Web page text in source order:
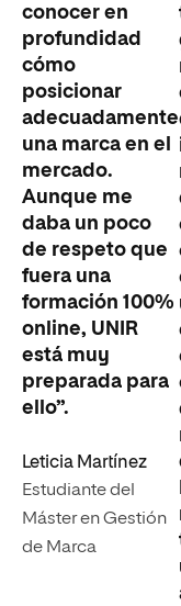
conocer en
profundidad
cómo
posicionar
adecuadamente
una marca en el
mercado.
Aunque me
daba un poco
de respeto que
fuera una
formación 100%
online, UNIR
está muy
preparada para
ello”.
Leticia Martínez
Estudiante del
Máster en Gestión
de Marca